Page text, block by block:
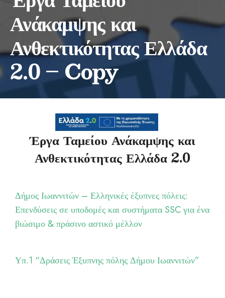
Ανάκαμψης και
Ανθεκτικότητας Ελλάδα
2.0 – Copy
Έργα Ταμείου Ανάκαμψης και
Ανθεκτικότητας Ελλάδα 2.0
Δήμος Ιωαννιτών – Ελληνικές έξυπνες πόλεις:
Επενδύσεις σε υποδομές και συστήματα SSC για ένα
βιώσιμο & πράσινο αστικό μέλλον
Υπ.1 “Δράσεις Έξυπνης πόλης Δήμου Ιωαννιτών”